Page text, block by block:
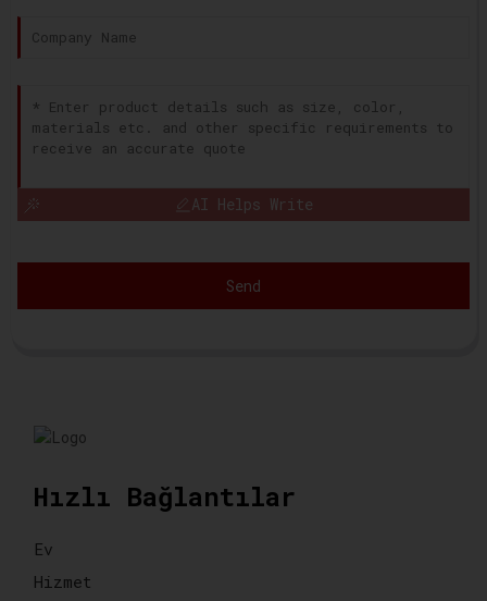
AI Helps Write
Send
Hızlı Bağlantılar
Ev
Hizmet